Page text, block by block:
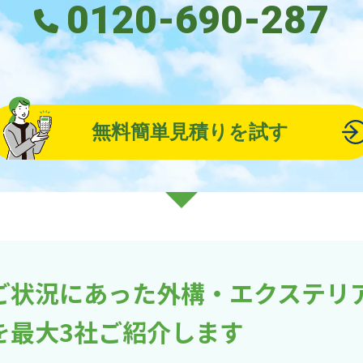
0120-690-287
無料簡単見積りを試す
状況にあった外構・エクステリ
最大3社ご紹介します